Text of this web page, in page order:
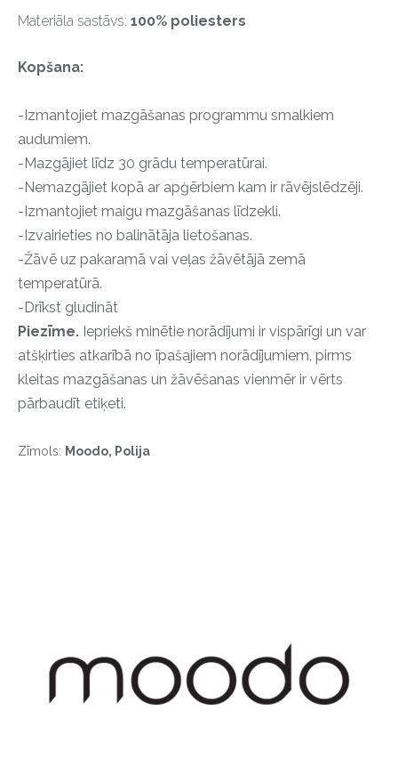
Materiāla sastāvs: 100% poliesters
Kopšana:
-Izmantojiet mazgāšanas programmu smalkiem
audumiem.
-Mazgājiet līdz 30 grādu temperatūrai.
-Nemazgājiet kopā ar apģērbiem kam ir rāvējslēdzēji.
-Izmantojiet maigu mazgāšanas līdzekli.
-Izvairieties no balinātāja lietošanas.
-Žāvē uz pakaramā vai veļas žāvētājā zemā
temperatūrā.
-Drīkst gludināt
Piezīme. Iepriekš minētie norādījumi ir vispārīgi un var
atšķirties atkarībā no īpašajiem norādījumiem, pirms
kleitas mazgāšanas un žāvēšanas vienmēr ir vērts
pārbaudīt etiķeti.
Zīmols: Moodo, Polija